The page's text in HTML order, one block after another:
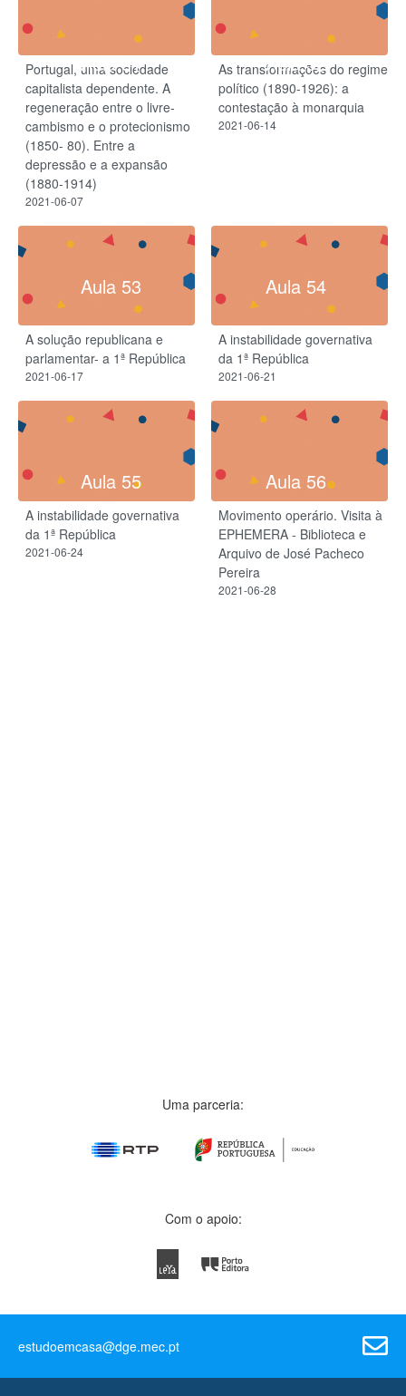
Aula 51
Portugal, uma sociedade
capitalista dependente. A
regeneração entre o livre-
cambismo e o protecionismo
(1850- 80). Entre a
depressão e a expansão
(1880-1914)
2021-06-07
Aula 52
As transformações do regime
político (1890-1926): a
contestação à monarquia
2021-06-14
Aula 53
A solução republicana e
parlamentar- a 1ª República
2021-06-17
Aula 54
A instabilidade governativa
da 1ª República
2021-06-21
Aula 55
A instabilidade governativa
da 1ª República
2021-06-24
Aula 56
Movimento operário. Visita à
EPHEMERA - Biblioteca e
Arquivo de José Pacheco
Pereira
2021-06-28
Uma parceria:
Com o apoio:
estudoemcasa@dge.mec.pt